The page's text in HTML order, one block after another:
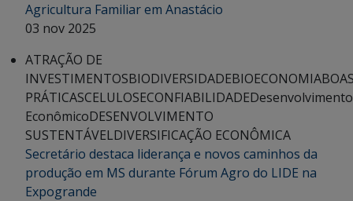
Agricultura Familiar em Anastácio
03 nov 2025
ATRAÇÃO DE
INVESTIMENTOSBIODIVERSIDADEBIOECONOMIA
PRÁTICASCELULOSECONFIABILIDADEDesenvolvimento
EconômicoDESENVOLVIMENTO
SUSTENTÁVELDIVERSIFICAÇÃO ECONÔMICA
Secretário destaca liderança e novos caminhos da
produção em MS durante Fórum Agro do LIDE na
Expogrande